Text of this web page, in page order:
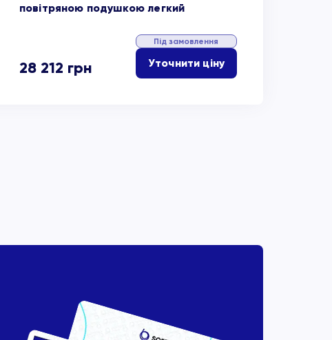
повітряною подушкою легкий
28 212 грн
Під замовлення
Уточнити ціну